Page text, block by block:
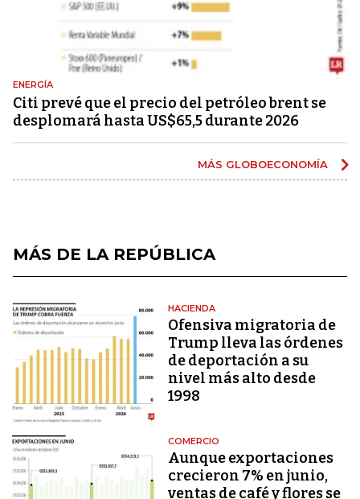
ENERGÍA
Citi prevé que el precio del petróleo brent se
desplomará hasta US$65,5 durante 2026
MÁS GLOBOECONOMÍA
MÁS DE LA REPÚBLICA
HACIENDA
Ofensiva migratoria de
Trump lleva las órdenes
de deportación a su
nivel más alto desde
1998
COMERCIO
Aunque exportaciones
crecieron 7% en junio,
ventas de café y flores se